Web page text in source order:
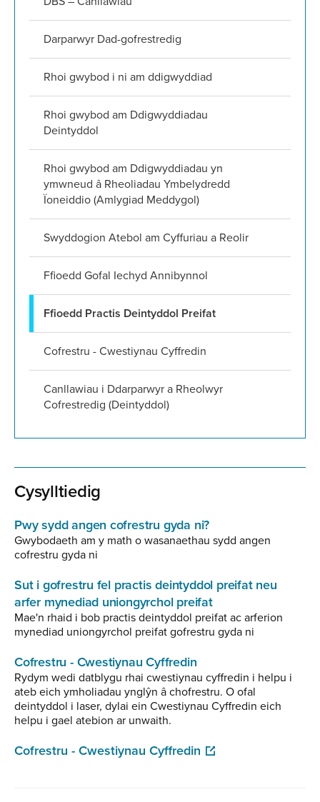
Darparwyr Dad-gofrestredig
Rhoi gwybod i ni am ddigwyddiad
Rhoi gwybod am Ddigwyddiadau
Deintyddol
Rhoi gwybod am Ddigwyddiadau yn
ymwneud â Rheoliadau Ymbelydredd
Ïoneiddio (Amlygiad Meddygol)
Swyddogion Atebol am Cyffuriau a Reolir
Ffioedd Gofal Iechyd Annibynnol
Ffioedd Practis Deintyddol Preifat
Cofrestru - Cwestiynau Cyffredin
Canllawiau i Ddarparwyr a Rheolwyr
Cofrestredig (Deintyddol)
Cysylltiedig
Pwy sydd angen cofrestru gyda ni?
Gwybodaeth am y math o wasanaethau sydd angen
cofrestru gyda ni
Sut i gofrestru fel practis deintyddol preifat neu
arfer mynediad uniongyrchol preifat
Mae'n rhaid i bob practis deintyddol preifat ac arferion
mynediad uniongyrchol preifat gofrestru gyda ni
Cofrestru - Cwestiynau Cyffredin
Rydym wedi datblygu rhai cwestiynau cyffredin i helpu i
ateb eich ymholiadau ynglŷn â chofrestru. O ofal
deintyddol i laser, dylai ein Cwestiynau Cyffredin eich
helpu i gael atebion ar unwaith.
Cofrestru - Cwestiynau Cyffredin